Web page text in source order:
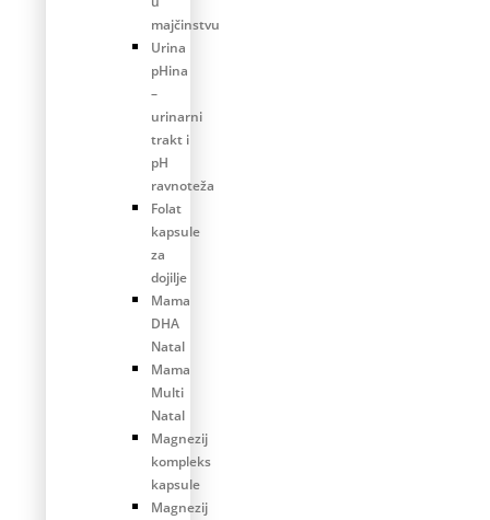
majčinstvu
Urina
pHina
–
urinarni
trakt i
pH
ravnoteža
Folat
kapsule
za
dojilje
Mama
DHA
Natal
Mama
Multi
Natal
Magnezij
kompleks
kapsule
Magnezij